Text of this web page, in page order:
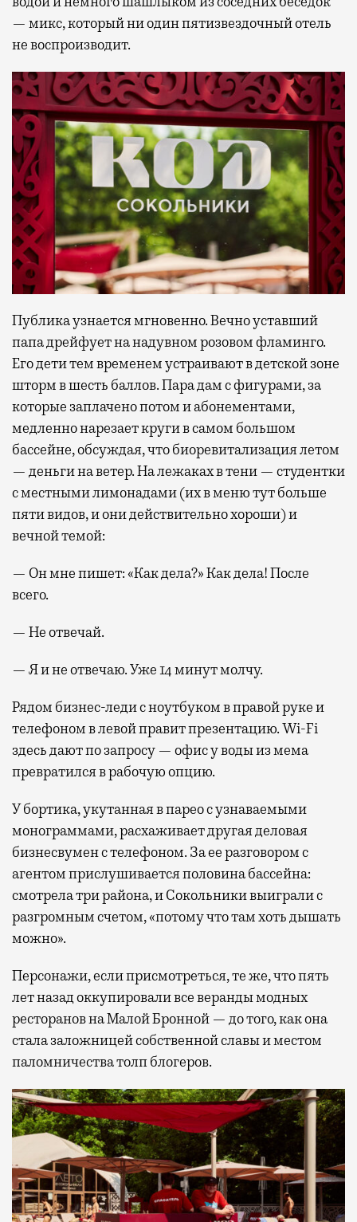
— микс, который ни один пятизвездочный отель
не воспроизводит.
Публика узнается мгновенно. Вечно уставший
папа дрейфует на надувном розовом фламинго.
Его дети тем временем устраивают в детской зоне
шторм в шесть баллов. Пара дам с фигурами, за
которые заплачено потом и абонементами,
медленно нарезает круги в самом большом
бассейне, обсуждая, что биоревитализация летом
— деньги на ветер. На лежаках в тени — студентки
с местными лимонадами (их в меню тут больше
пяти видов, и они действительно хороши) и
вечной темой:
— Он мне пишет: «Как дела?» Как дела! После
всего.
— Не отвечай.
— Я и не отвечаю. Уже 14 минут молчу.
Рядом бизнес-леди с ноутбуком в правой руке и
телефоном в левой правит презентацию. Wi-Fi
здесь дают по запросу — офис у воды из мема
превратился в рабочую опцию.
У бортика, укутанная в парео с узнаваемыми
монограммами, расхаживает другая деловая
бизнесвумен с телефоном. За ее разговором с
агентом прислушивается половина бассейна:
смотрела три района, и Сокольники выиграли с
разгромным счетом, «потому что там хоть дышать
можно».
Персонажи, если присмотреться, те же, что пять
лет назад оккупировали все веранды модных
ресторанов на Малой Бронной — до того, как она
стала заложницей собственной славы и местом
паломничества толп блогеров.